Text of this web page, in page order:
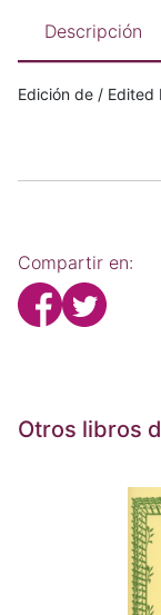
Descripción
Edición de / Edited
Compartir en:
Otros libros